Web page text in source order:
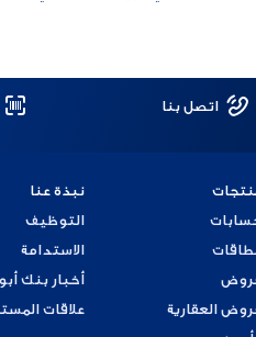
اتصل بنا
العقارية
نبذة عنا
التوظيف
الاستدامة
أخبار بنك
علاقات